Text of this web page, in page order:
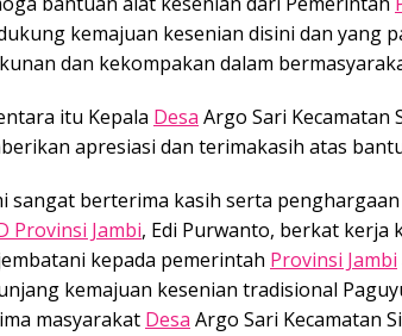
kemajuan kesenian disini dan yang
dan kekompakan dalam
itu Kepala Desa Argo Sari Kecamatan
apresiasi dan terimakasih atas
sangat berterima kasih serta
Provinsi Jambi, Edi Purwanto, berkat kerja
kepada pemerintah Provinsi Jambi
kemajuan kesenian tradisional
masyarakat Desa Argo Sari Kecamatan